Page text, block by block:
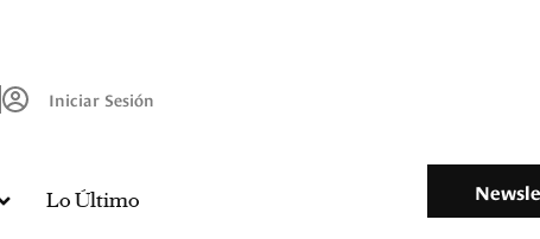
Iniciar Sesión
Lo Último